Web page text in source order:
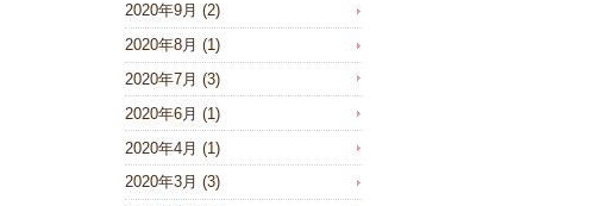
2020年9月 (2)
2020年8月 (1)
2020年7月 (3)
2020年6月 (1)
2020年4月 (1)
2020年3月 (3)